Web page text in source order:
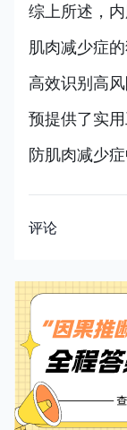
综上所述，
肌肉减少症
高效识别高
预提供了实
防肌肉减少症
评论